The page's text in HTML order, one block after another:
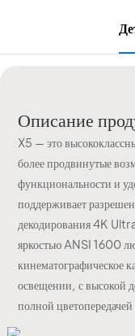
Описание
X5 — это
более продвинутые
функциональности и
поддерживает
декодирования 4K
яркостью ANSI 1600
кинематографическое
освещении, с высокой
полной